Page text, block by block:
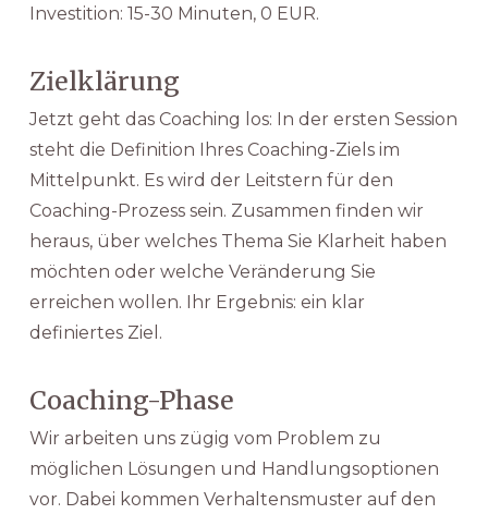
Investition: 15-30 Minuten, 0 EUR.
Zielklärung
Jetzt geht das Coaching los: In der ersten Session
steht die Definition Ihres Coaching-Ziels im
Mittelpunkt. Es wird der Leitstern für den
Coaching-Prozess sein. Zusammen finden wir
heraus, über welches Thema Sie Klarheit haben
möchten oder welche Veränderung Sie
erreichen wollen. Ihr Ergebnis: ein klar
definiertes Ziel.
Coaching-Phase
Wir arbeiten uns zügig vom Problem zu
möglichen Lösungen und Handlungsoptionen
vor. Dabei kommen Verhaltensmuster auf den